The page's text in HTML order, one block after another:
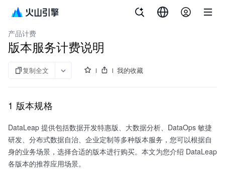
大数据研发治理套件
产品计费
版本服务计费说明
复制全文 我的收藏
1 版本规格
DataLeap 提供包括数据开发特惠版、大数据分析、DataOps 敏捷
研发、分布式数据自治、企业定制等多种版本服务，您可以根据自
身的业务场景，选择合适的版本进行购买。本文为您介绍 DataLeap
各版本的推荐应用场景。